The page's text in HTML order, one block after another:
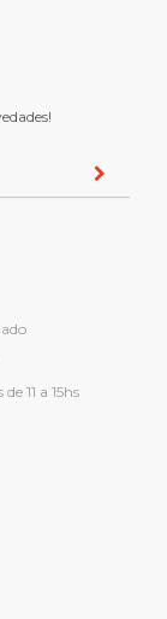
11 a 15hs